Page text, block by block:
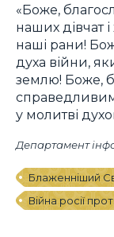
«Боже,
наших дівчат
наші рани!
духа війни,
землю! Боже,
у молитві
Департамент
Блаженніший
Війна росії